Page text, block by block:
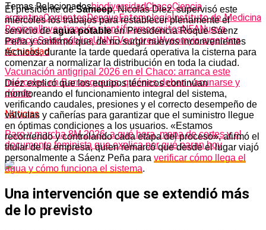
Temas RelacionadosbiodiversidadChacoCiencia
argentinaCorrientesDengueEntomologíaInstituto de Medicina
RegionalInvestigación científicamosquitosNEANueva
especieSalud públicaUNNEVectoresWyeomyia argentina
Actualidad
Vacunación antigripal 2026 en el Chaco: arranca este
miércoles en Barranqueras, quiénes deben vacunarse y
dónde
Noticias
Paro y marcha 8M 2026: a qué hora, mapa de cortes y el
documento feminista que explica por qué paran hoy
El presidente deSameep, Nicolás Diez, supervisó este
miércoles los trabajos para restablecer plenamente el
servicio deagua potableen Presidencia Roque Sáenz
Peña y confirmó que, de no surgir nuevos inconvenientes
técnicos, durante la tarde quedará operativa la cisterna para
comenzar a normalizar la distribución en toda la ciudad.
Diez explicó que los equipos técnicos continúan
monitoreando el funcionamiento integral del sistema,
verificando caudales, presiones y el correcto desempeño de
válvulas y cañerías para garantizar que el suministro llegue
en óptimas condiciones a los usuarios. «Estamos
recorriendo y controlando cada etapa del proceso», afirmó el
titular de la empresa, quien remarcó que desde el lugar viajó
personalmente a Sáenz Peña para verificar cómo llega el
agua y cómo funciona el sistema.
Una intervención que se extendió más
de lo previsto